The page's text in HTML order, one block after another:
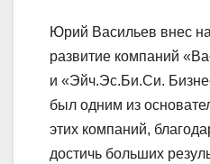
Юрий Васильев внес
развитие компаний
и «Эйч.Эс.Би.Си.
был одним из
этих компаний,
достичь больших